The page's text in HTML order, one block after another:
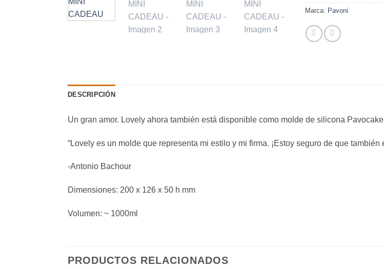
Marca: Pavoni
DESCRIPCIÓN
Un gran amor. Lovely ahora también está disponible como molde de silicona
“Lovely es un molde que representa mi estilo y mi firma. ¡Estoy seguro de que
-Antonio Bachour
Dimensiones: 200 x 126 x 50 h mm
Volumen: ~ 1000ml
PRODUCTOS RELACIONADOS